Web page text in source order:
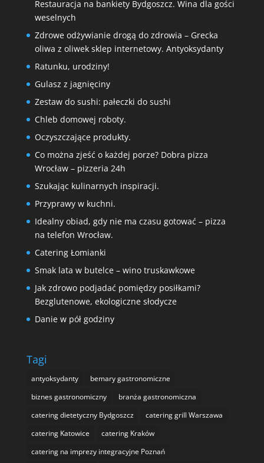
Restauracja na bankiety Bydgoszcz. Wina dla gości
weselnych
Zdrowe odżywianie drogą do zdrowia – Grecka
oliwa z oliwek sklep internetowy. Antyoksydanty
Ratunku, urodziny!
Gulasz z jagnięciny
Zestaw do sushi: pałeczki do sushi
Chleb domowej roboty.
Oczyszczające produkty.
Co można zjeść o każdej porze? Dobra pizza
Wrocław – pizzeria 24h
Szukając kulinarnych inspiracji.
Przyprawy w kuchni.
Idealny obiad, gdy nie ma czasu gotować – pizza
na telefon Wrocław.
Catering Łomianki
Smak lata w butelce – wino truskawkowe
Jak zdrowo podjadać pomiędzy posiłkami?
Bezglutenowe, ekologiczne słodycze
Danie w pół godziny
Tagi
antyoksydanty
bemary gastronomiczne
biznes gastronomiczny
branża gastronomiczna
catering dietetyczny Bydgoszcz
catering grill Warszawa
catering Katowice
catering Kraków
catering na imprezy integracyjne Poznań